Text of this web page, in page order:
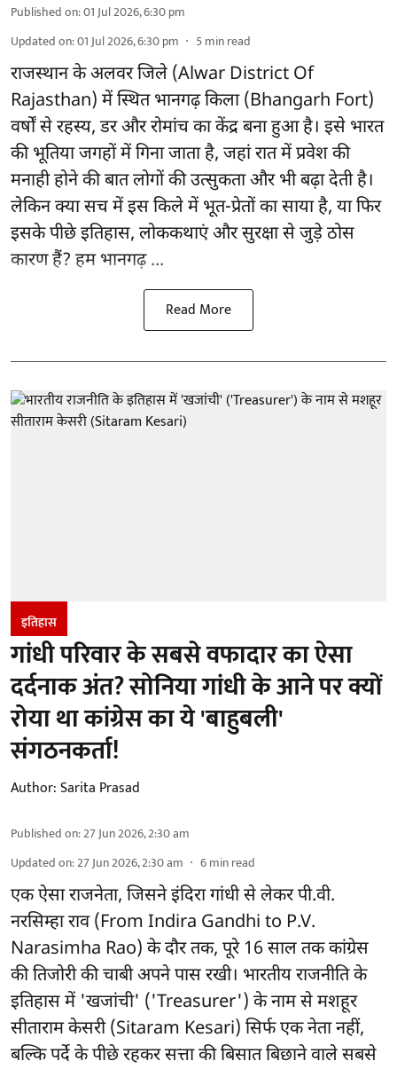
Published on:01 Jul 2026, 6:30 pm
Updated on:01 Jul 2026, 6:30 pm 5min read
राजस्थान के अलवर जिले (Alwar District Of
Rajasthan) में स्थित भानगढ़ किला (Bhangarh Fort)
वर्षों से रहस्य, डर और रोमांच का केंद्र बना हुआ है। इसे भारत
की भूतिया जगहों में गिना जाता है, जहां रात में प्रवेश की
मनाही होने की बात लोगों की उत्सुकता और भी बढ़ा देती है।
लेकिन क्या सच में इस किले में भूत-प्रेतों का साया है, या फिर
इसके पीछे इतिहास, लोककथाएं और सुरक्षा से जुड़े ठोस
कारण हैं? हम भानगढ़ ...
Read More
इतिहास
गांधी परिवार के सबसे वफादार का ऐसा
दर्दनाक अंत? सोनिया गांधी के आने पर क्यों
रोया था कांग्रेस का ये 'बाहुबली'
संगठनकर्ता!
Author:Sarita Prasad
Published on:27 Jun 2026, 2:30 am
Updated on:27 Jun 2026, 2:30 am 6min read
एक ऐसा राजनेता, जिसने इंदिरा गांधी से लेकर पी.वी.
नरसिम्हा राव (From Indira Gandhi to P.V.
Narasimha Rao) के दौर तक, पूरे 16 साल तक कांग्रेस
की तिजोरी की चाबी अपने पास रखी। भारतीय राजनीति के
इतिहास में 'खजांची' ('Treasurer') के नाम से मशहूर
सीताराम केसरी (Sitaram Kesari) सिर्फ एक नेता नहीं,
बल्कि पर्दे के पीछे रहकर सत्ता की बिसात बिछाने वाले सबसे